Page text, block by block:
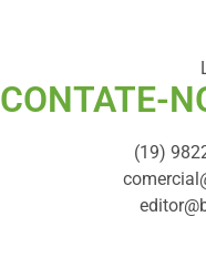
CONTATE-
(19)